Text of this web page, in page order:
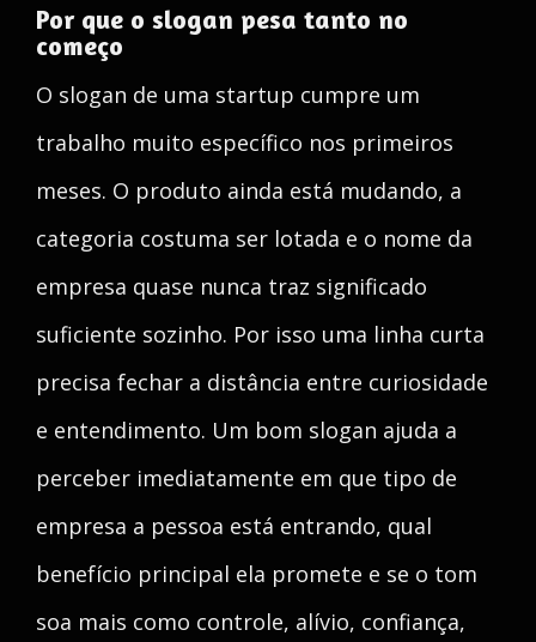
Por que o slogan pesa tanto no
começo
O slogan de uma startup cumpre um
trabalho muito específico nos primeiros
meses. O produto ainda está mudando, a
categoria costuma ser lotada e o nome da
empresa quase nunca traz significado
suficiente sozinho. Por isso uma linha curta
precisa fechar a distância entre curiosidade
e entendimento. Um bom slogan ajuda a
perceber imediatamente em que tipo de
empresa a pessoa está entrando, qual
benefício principal ela promete e se o tom
soa mais como controle, alívio, confiança,